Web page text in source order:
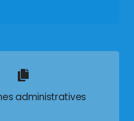
administratives